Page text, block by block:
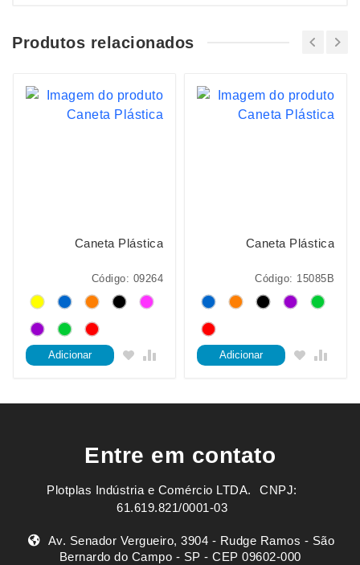
Produtos relacionados
Caneta Plástica
Código: 09264
Adicionar
Caneta Plástica
Código: 15085B
Adicionar
Entre em contato
Plotplas Indústria e Comércio LTDA. ㅤㅤㅤ CNPJ:
61.619.821/0001-03
Av. Senador Vergueiro, 3904 - Rudge Ramos - São
Bernardo do Campo - SP - CEP 09602-000